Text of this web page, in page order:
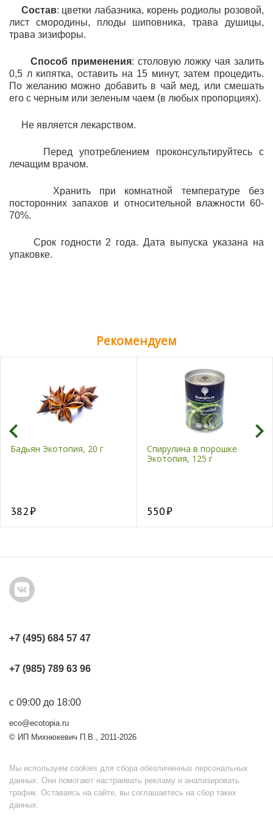
Состав: цветки лабазника, корень родиолы розовой,
лист смородины, плоды шиповника, трава душицы,
трава зизифоры.
Способ применения: столовую ложку чая залить
0,5 л кипятка, оставить на 15 минут, затем процедить.
По желанию можно добавить в чай мед, или смешать
его с черным или зеленым чаем (в любых пропорциях).
Не является лекарством.
Перед употреблением проконсультируйтесь с
лечащим врачом.
Хранить при комнатной температуре без
посторонних запахов и относительной влажности 60-
70%.
Срок годности 2 года. Дата выпуска указана на
упаковке.
Рекомендуем
Бадьян Экотопия, 20 г
382
Спирулина в порошке
Экотопия, 125 г
550
+7 (495) 684 57 47
+7 (985) 789 63 96
с 09:00 до 18:00
eco@ecotopia.ru
© ИП Михнюкевич П.В., 2011-2026
Мы используем cookies для сбора обезличенных персональных
данных. Они помогают настраивать рекламу и анализировать
трафик. Оставаясь на сайте, вы соглашаетесь на сбор таких
данных.